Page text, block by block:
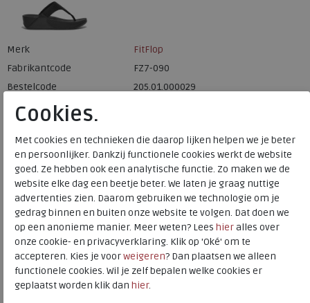
Onze bestseller Lulu sandalen hebben een tijdloze
driehoekige vamp, zacht gewatteerd bovenwerk, en een
zachte microfiber teen post. Met onze super dempende,
drukverdelende Microwobbleboard tussenzolen voor
Merk
FitFlop
Fabrikantcode
FZ7-090
Bestelcode
205.01.000029
Kleur
Materiaal
Textiel
Wijdtemaat
n
Uitneembaar voetbed
nee
Cookies.
Met cookies en technieken die daarop lijken helpen we je beter
en persoonlijker. Dankzij functionele cookies werkt de website
goed. Ze hebben ook een analytische functie. Zo maken we de
website elke dag een beetje beter. We laten je graag nuttige
advertenties zien. Daarom gebruiken we technologie om je
gedrag binnen en buiten onze website te volgen. Dat doen we
op een anonieme manier. Meer weten? Lees hieralles over
onze cookie- en privacyverklaring. Klik op 'Oké' om te
accepteren. Kies je voorweigeren? Dan plaatsen we alleen
functionele cookies. Wil je zelf bepalen welke cookies er
geplaatst worden klik dan hier.